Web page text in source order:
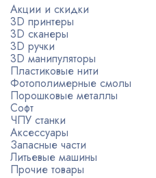
Акции и скидки
3D принтеры
3D сканеры
3D ручки
3D манипуляторы
Пластиковые нити
Фотополимерные смолы
Порошковые металлы
Софт
ЧПУ станки
Аксессуары
Запасные части
Литьевые машины
Прочие товары